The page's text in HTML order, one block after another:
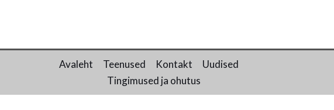
Avaleht Teenused Kontakt
Uudised
Tingimused ja ohutus